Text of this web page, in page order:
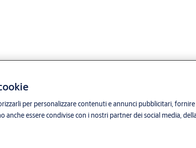
per personalizzare contenuti e annunci pubblicitari,
anche essere condivise con i nostri partner dei social media,